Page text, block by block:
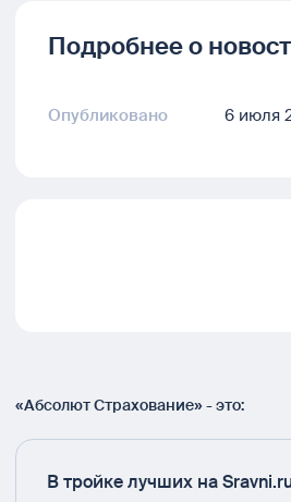
Подробнее о
Опубликовано 6 июля
«Абсолют Страхование» - это:
В тройке лучших на